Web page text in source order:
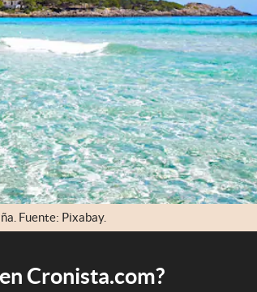
Fuente: Pixabay.
Cronista.com?